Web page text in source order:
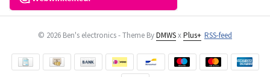
© 2026 Ben's electronics - Theme ByDMWSxPlus+ RSS-feed